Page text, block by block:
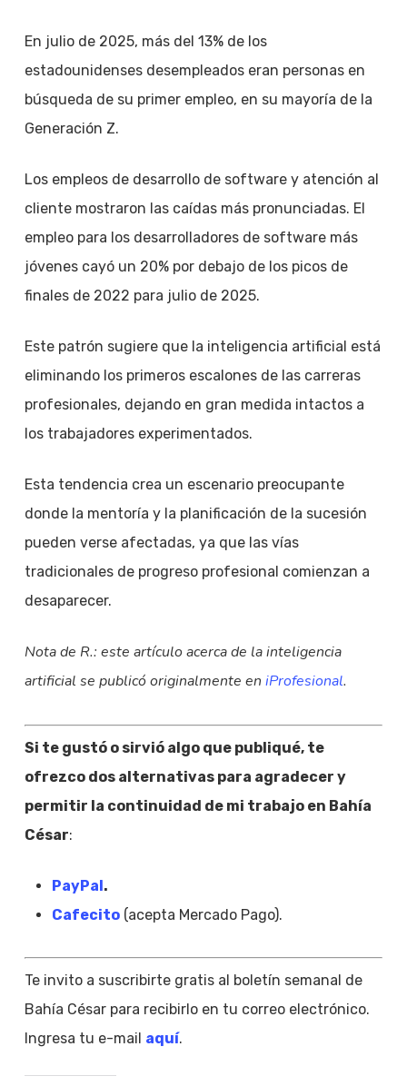
En julio de 2025, más del 13% de los
estadounidenses desempleados eran personas en
búsqueda de su primer empleo, en su mayoría de la
Generación Z.
Los empleos de desarrollo de software y atención al
cliente mostraron las caídas más pronunciadas. El
empleo para los desarrolladores de software más
jóvenes cayó un 20% por debajo de los picos de
finales de 2022 para julio de 2025.
Este patrón sugiere que la inteligencia artificial está
eliminando los primeros escalones de las carreras
profesionales, dejando en gran medida intactos a
los trabajadores experimentados.
Esta tendencia crea un escenario preocupante
donde la mentoría y la planificación de la sucesión
pueden verse afectadas, ya que las vías
tradicionales de progreso profesional comienzan a
desaparecer.
Nota de R.: este artículo acerca de la inteligencia
artificial se publicó originalmente en iProfesional.
Si te gustó o sirvió algo que publiqué, te
ofrezco dos alternativas para agradecer y
permitir la continuidad de mi trabajo en Bahía
César:
PayPal.
Cafecito(acepta Mercado Pago).
Te invito a suscribirte gratis al boletín semanal de
Bahía César para recibirlo en tu correo electrónico.
Ingresa tu e-mail aquí.